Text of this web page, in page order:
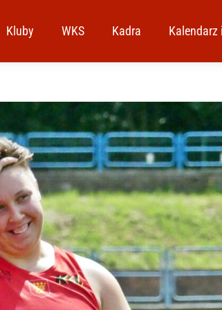
Kluby WKS Kadra Kalendarz